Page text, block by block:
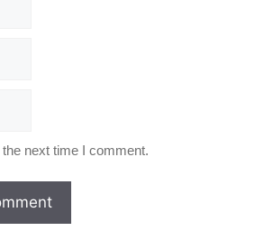
next time I comment.